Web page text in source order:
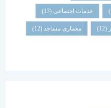
اجتماعی (13)
معماری مساجد(12)